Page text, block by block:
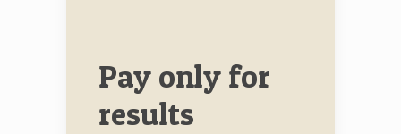
Pay only for
results